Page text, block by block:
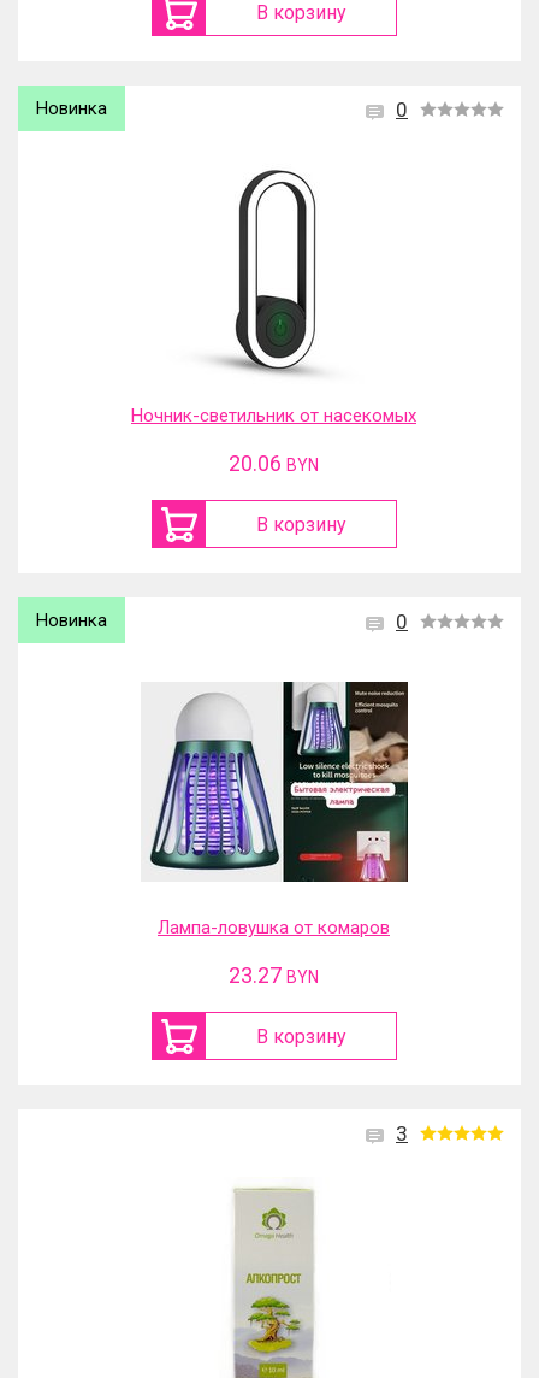
В корзину
0
Новинка
Ночник-светильник от насекомых
20.06 BYN
В корзину
0
Новинка
Лампа-ловушка от комаров
23.27 BYN
В корзину
3